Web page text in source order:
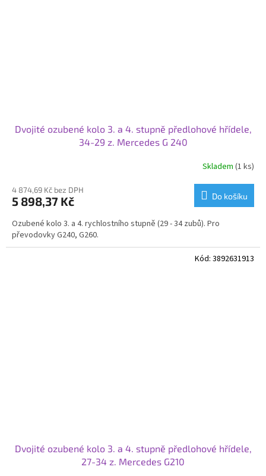
Dvojité ozubené kolo 3. a 4. stupně předlohové hřídele,
34-29 z. Mercedes G 240
Skladem (1 ks)
4 874,69 Kč bez DPH
5 898,37 Kč Do košíku
Ozubené kolo 3. a 4. rychlostního stupně (29 - 34 zubů). Pro
převodovky G240, G260.
Dvojité ozubené kolo 3. a 4. stupně předlohové hřídele,
27-34 z. Mercedes G210
Kód: 3892631913